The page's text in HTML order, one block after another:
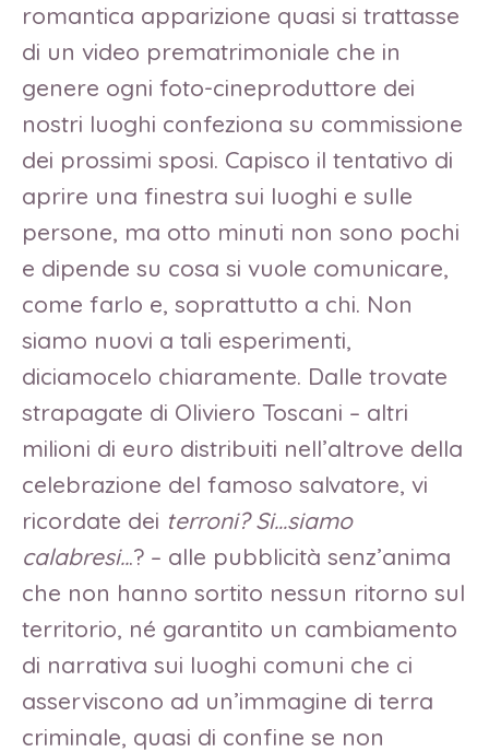
romantica apparizione quasi si trattasse
di un video prematrimoniale che in
genere ogni foto-cineproduttore dei
nostri luoghi confeziona su commissione
dei prossimi sposi. Capisco il tentativo di
aprire una finestra sui luoghi e sulle
persone, ma otto minuti non sono pochi
e dipende su cosa si vuole comunicare,
come farlo e, soprattutto a chi. Non
siamo nuovi a tali esperimenti,
diciamocelo chiaramente. Dalle trovate
strapagate di Oliviero Toscani – altri
milioni di euro distribuiti nell’altrove della
celebrazione del famoso salvatore, vi
ricordate dei terroni? Si…siamo
calabresi...? – alle pubblicità senz’anima
che non hanno sortito nessun ritorno sul
territorio, né garantito un cambiamento
di narrativa sui luoghi comuni che ci
asserviscono ad un’immagine di terra
criminale, quasi di confine se non